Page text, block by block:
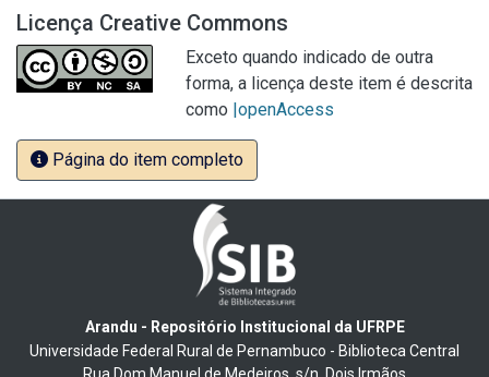
Licença Creative Commons
Exceto quando indicado de outra
forma, a licença deste item é descrita
como |openAccess
Página do item completo
Arandu - Repositório Institucional da UFRPE
Universidade Federal Rural de Pernambuco - Biblioteca Central
Rua Dom Manuel de Medeiros, s/n, Dois Irmãos